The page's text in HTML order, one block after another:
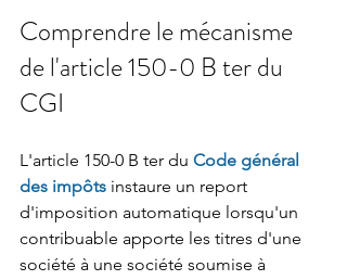
Comprendre le mécanisme
de l'article 150-0 B ter du
CGI
L'article 150-0 B ter du Code général
des impôts instaure un report
d'imposition automatique lorsqu'un
contribuable apporte les titres d'une
société à une société soumise à